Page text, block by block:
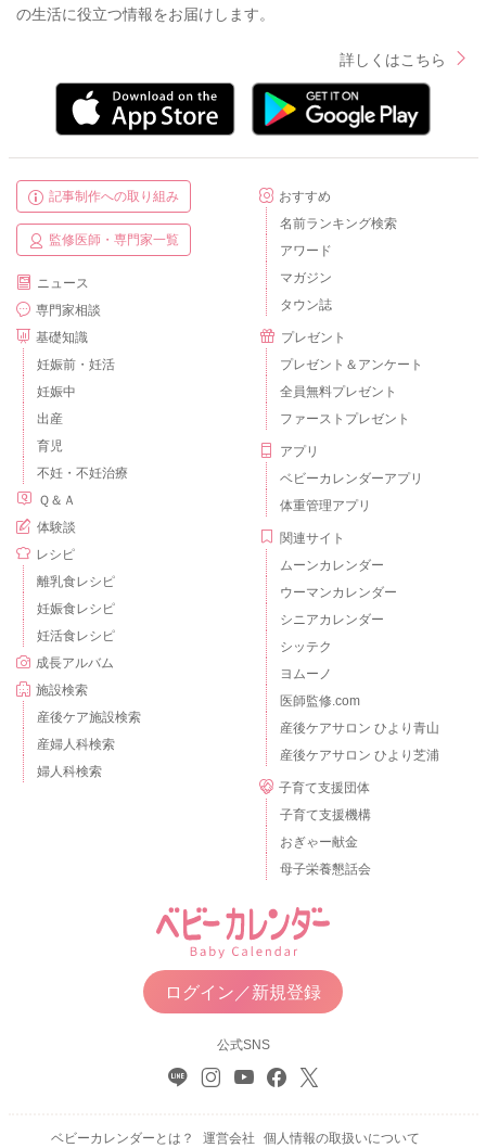
の生活に役立つ情報をお届けします。
詳しくはこちら
記事制作への取り組み
監修医師・専門家一覧
ニュース
専門家相談
基礎知識
妊娠前・妊活
妊娠中
出産
育児
不妊・不妊治療
Ｑ＆Ａ
体験談
レシピ
離乳食レシピ
妊娠食レシピ
妊活食レシピ
成長アルバム
施設検索
産後ケア施設検索
産婦人科検索
婦人科検索
おすすめ
名前ランキング検索
アワード
マガジン
タウン誌
プレゼント
プレゼント＆アンケート
全員無料プレゼント
ファーストプレゼント
アプリ
ベビーカレンダーアプリ
体重管理アプリ
関連サイト
ムーンカレンダー
ウーマンカレンダー
シニアカレンダー
シッテク
ヨムーノ
医師監修.com
産後ケアサロン ひより青山
産後ケアサロン ひより芝浦
子育て支援団体
子育て支援機構
おぎゃー献金
母子栄養懇話会
ログイン／新規登録
公式SNS
ベビーカレンダーとは？ 運営会社 個人情報の取扱いについて